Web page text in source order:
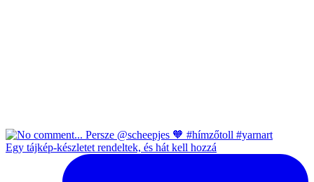
Egy tájkép-készletet rendeltek, és hát kell hozzá